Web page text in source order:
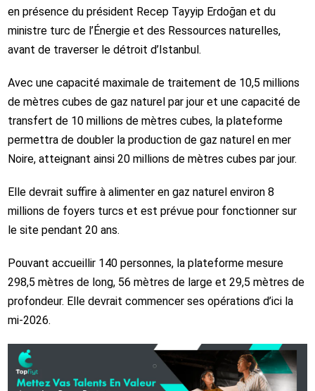
en présence du président Recep Tayyip Erdoğan et du
ministre turc de l’Énergie et des Ressources naturelles,
avant de traverser le détroit d’Istanbul.
Avec une capacité maximale de traitement de 10,5 millions
de mètres cubes de gaz naturel par jour et une capacité de
transfert de 10 millions de mètres cubes, la plateforme
permettra de doubler la production de gaz naturel en mer
Noire, atteignant ainsi 20 millions de mètres cubes par jour.
Elle devrait suffire à alimenter en gaz naturel environ 8
millions de foyers turcs et est prévue pour fonctionner sur
le site pendant 20 ans.
Pouvant accueillir 140 personnes, la plateforme mesure
298,5 mètres de long, 56 mètres de large et 29,5 mètres de
profondeur. Elle devrait commencer ses opérations d’ici la
mi-2026.